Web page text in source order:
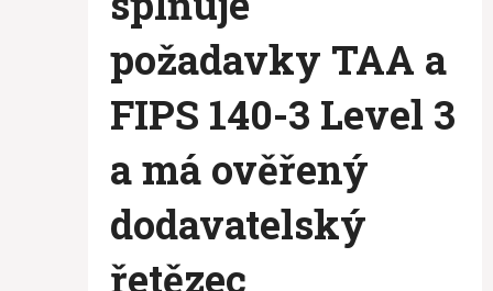
požadavky TAA a
FIPS 140-3 Level 3
a má ověřený
dodavatelský
řetězec